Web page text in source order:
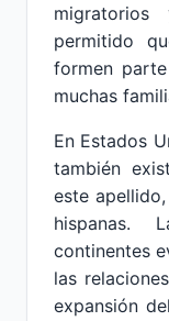
permitido
formen
muchas
En Estados
también
este
hispanas.
continentes
las
expansión